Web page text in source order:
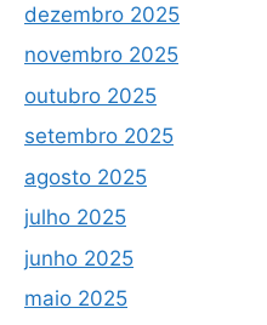
dezembro 2025
novembro 2025
outubro 2025
setembro 2025
agosto 2025
julho 2025
junho 2025
maio 2025